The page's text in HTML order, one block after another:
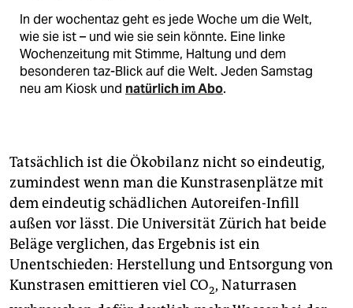
In der wochentaz geht es jede Woche um die Welt,
wie sie ist – und wie sie sein könnte. Eine linke
Wochenzeitung mit Stimme, Haltung und dem
besonderen taz-Blick auf die Welt. Jeden Samstag
neu am Kiosk und natürlich im Abo.
Tatsächlich ist die Ökobilanz nicht so eindeutig,
zumindest wenn man die Kunstrasenplätze mit
dem eindeutig schädlichen Autoreifen-Infill
außen vor lässt. Die Universität Zürich hat beide
Beläge verglichen, das Ergebnis ist ein
Unentschieden: Herstellung und Entsorgung von
Kunstrasen emittieren viel CO2, Naturrasen